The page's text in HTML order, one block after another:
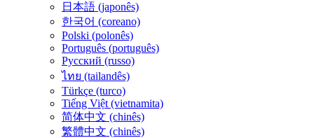
日本語 (japonês)
한국어 (coreano)
Polski (polonês)
Português (português)
Русский (russo)
ไทย (tailandês)
Türkçe (turco)
Tiếng Việt (vietnamita)
简体中文 (chinês)
繁體中文 (chinês)